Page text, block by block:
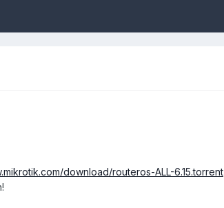
download/routeros-ALL-6.15.torrent